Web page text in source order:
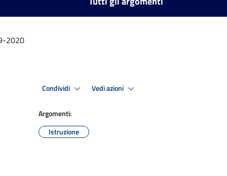
2020
Condividi Vedi azioni
Argomenti:
Istruzione